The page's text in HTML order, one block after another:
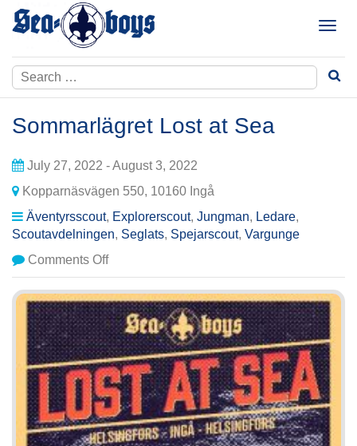
Skip
T
g
l
n
Search
for:
Sommarlägret Lost at Sea
July 27, 2022 - August 3, 2022
Kopparnäsvägen 550, 10160 Ingå
Äventyrsscout, Explorerscout, Jungman, Ledare,
Scoutavdelningen, Seglats, Spejarscout, Vargunge
Comments Offon
Sommarlägret
Lost
at
Sea